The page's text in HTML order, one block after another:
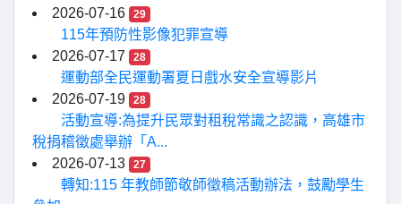
2026-07-16
29
115年預防性影像犯罪宣導
2026-07-17
28
運動部全民運動署夏日戲水安全宣導影片
2026-07-19
28
活動宣導:為提升民眾對租稅常識之認識，高雄市
稅捐稽徵處舉辦「A...
2026-07-13
27
轉知:115 年教師節敬師徵稿活動辦法，鼓勵學生